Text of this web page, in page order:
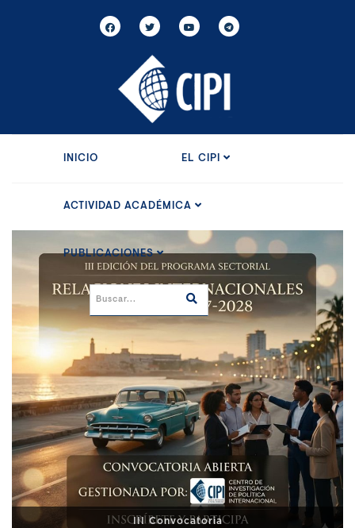
INICIO EL CIPI
ACTIVIDAD ACADÉMICA
PUBLICACIONES
XI Conference on Strategic Studies